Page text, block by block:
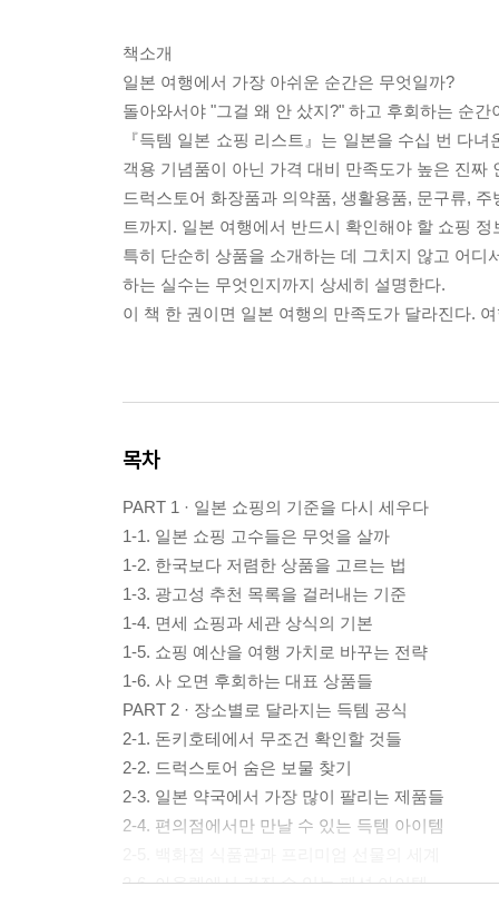
책소개
일본 여행에서 가장 아쉬운 순간은 무엇일까?
돌아와서야 "그걸 왜 안 샀지?" 하고 후회하는 순간
『득템 일본 쇼핑 리스트』는 일본을 수십 번 다
객용 기념품이 아닌 가격 대비 만족도가 높은 진짜
드럭스토어 화장품과 의약품, 생활용품, 문구류,
트까지. 일본 여행에서 반드시 확인해야 할 쇼핑
특히 단순히 상품을 소개하는 데 그치지 않고 어
하는 실수는 무엇인지까지 상세히 설명한다.
이 책 한 권이면 일본 여행의 만족도가 달라진다.
목차
PART 1 · 일본 쇼핑의 기준을 다시 세우다
1-1. 일본 쇼핑 고수들은 무엇을 살까
1-2. 한국보다 저렴한 상품을 고르는 법
1-3. 광고성 추천 목록을 걸러내는 기준
1-4. 면세 쇼핑과 세관 상식의 기본
1-5. 쇼핑 예산을 여행 가치로 바꾸는 전략
1-6. 사 오면 후회하는 대표 상품들
PART 2 · 장소별로 달라지는 득템 공식
2-1. 돈키호테에서 무조건 확인할 것들
2-2. 드럭스토어 숨은 보물 찾기
2-3. 일본 약국에서 가장 많이 팔리는 제품들
2-4. 편의점에서만 만날 수 있는 득템 아이템
2-6. 아울렛에서 건질 수 있는 패션 아이템